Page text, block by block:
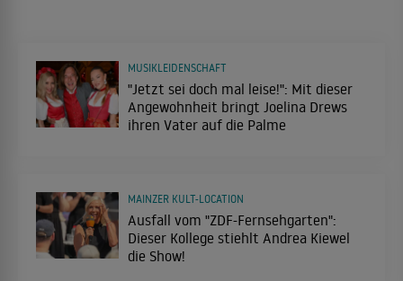
"Jetzt sei doch mal leise!": Mit dieser
Angewohnheit bringt Joelina Drews
ihren Vater auf die Palme
MUSIKLEIDENSCHAFT
Ausfall vom "ZDF-Fernsehgarten":
Dieser Kollege stiehlt Andrea Kiewel
die Show!
MAINZER KULT-LOCATION